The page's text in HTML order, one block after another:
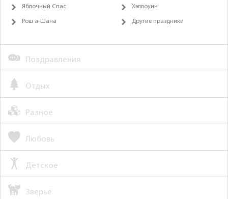
Яблочный Спас Хэллоуин
Рош а-Шана Другие праздники
Поздравления
Отдых
Разное
Любовь
Детское
Зверьё